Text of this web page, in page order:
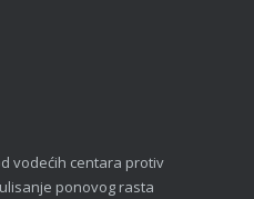
vodećih centara protiv
ponovog rasta